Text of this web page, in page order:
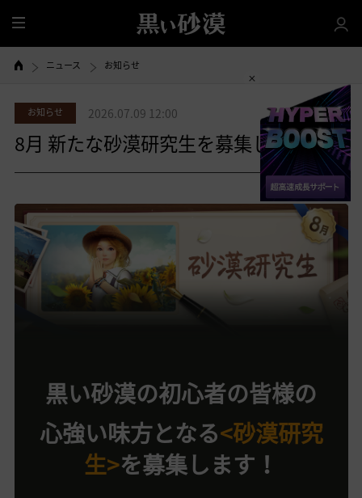
全
体
ニュース お知らせ
お知らせ 2026.07.09 12:00
8月 新たな砂漠研究生を募集します！
共有する
黒い砂漠の初心者の皆様の
心強い味方となる<砂漠研究
生>を募集します！